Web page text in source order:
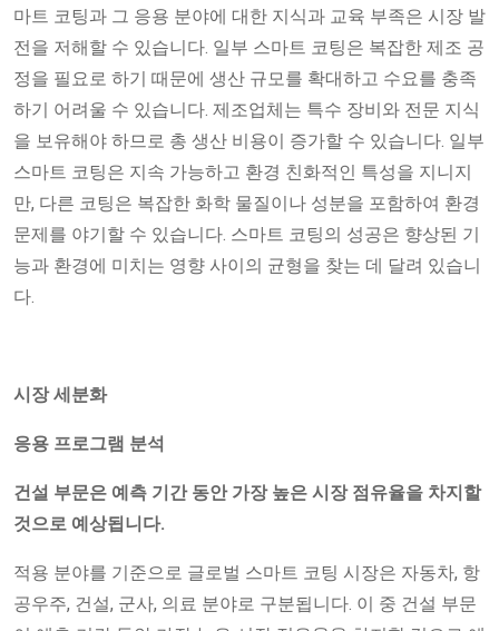
마트 코팅과 그 응용 분야에 대한 지식과 교육 부족은 시장 발
전을 저해할 수 있습니다. 일부 스마트 코팅은 복잡한 제조 공
정을 필요로 하기 때문에 생산 규모를 확대하고 수요를 충족
하기 어려울 수 있습니다. 제조업체는 특수 장비와 전문 지식
을 보유해야 하므로 총 생산 비용이 증가할 수 있습니다. 일부
스마트 코팅은 지속 가능하고 환경 친화적인 특성을 지니지
만, 다른 코팅은 복잡한 화학 물질이나 성분을 포함하여 환경
문제를 야기할 수 있습니다. 스마트 코팅의 성공은 향상된 기
능과 환경에 미치는 영향 사이의 균형을 찾는 데 달려 있습니
다.
시장 세분화
응용 프로그램 분석
건설 부문은 예측 기간 동안 가장 높은 시장 점유율을 차지할
것으로 예상됩니다.
적용 분야를 기준으로 글로벌 스마트 코팅 시장은 자동차, 항
공우주, 건설, 군사, 의료 분야로 구분됩니다. 이 중 건설 부문